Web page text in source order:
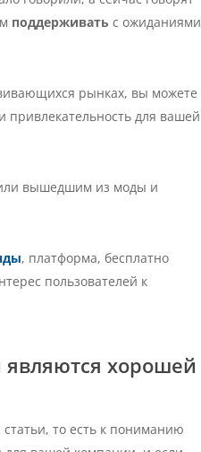
поддерживать с ожиданиями
рынках, вы можете
привлекательность для вашей
или вышедшим из моды и
, платформа, бесплатно
пользователей к
хорошей
то есть к пониманию